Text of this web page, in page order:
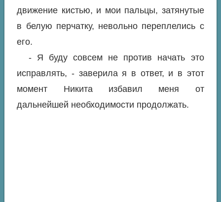
движение кистью, и мои пальцы, затянутые
в белую перчатку, невольно переплелись с
его.
- Я буду совсем не против начать это
исправлять, - заверила я в ответ, и в этот
момент Никита избавил меня от
дальнейшей необходимости продолжать.